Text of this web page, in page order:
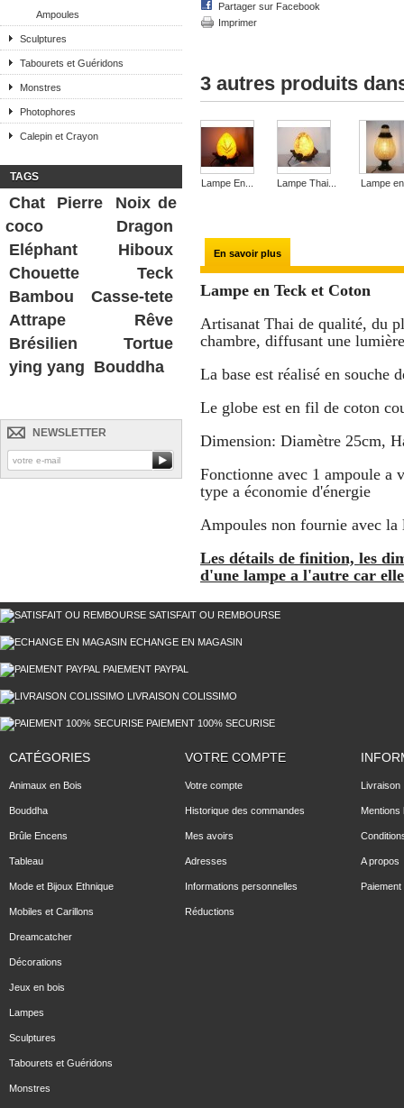
Ampoules
Sculptures
Tabourets et Guéridons
Monstres
Photophores
Calepin et Crayon
TAGS
Chat Pierre
Noix de
coco
Dragon
Eléphant
Hiboux
Chouette
Teck
Bambou
Casse-tete
Attrape Rêve
Brésilien
Tortue
ying yang Bouddha
NEWSLETTER
Partager sur Facebook
Imprimer
3 autres produits
Lampe En... Lampe Thai... Lampe
En savoir plus
Lampe en Teck et Coton
Artisanat Thai de qualité, du
chambre, diffusant une
La base est réalisé en souche
Le globe est en fil de coton
Dimension: Diamètre 25cm,
Fonctionne avec 1 ampoule a
type a économie d'énergie
Ampoules non fournie avec la
Les détails de finition, les
d'une lampe a l'autre car
SATISFAIT OU REMBOURSE
ECHANGE EN MAGASIN
PAIEMENT PAYPAL
LIVRAISON COLISSIMO
PAIEMENT 100% SECURISE
CATÉGORIES
Animaux en Bois
Bouddha
Brûle Encens
Tableau
Mode et Bijoux Ethnique
Mobiles et Carillons
Dreamcatcher
Décorations
Jeux en bois
Lampes
Sculptures
Tabourets et Guéridons
Monstres
VOTRE COMPTE
Votre compte
Historique des commandes
Mes avoirs
Adresses
Informations personnelles
Réductions
Livraison
Mentions
A propos